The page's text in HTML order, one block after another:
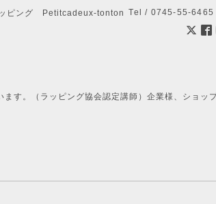
ピング Petitcadeux-tonton Tel / 0745-55-6465
す。（ラッピング協会認定講師）企業様、ショッ